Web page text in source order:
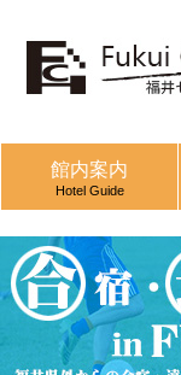
館内案内
Hotel Guide